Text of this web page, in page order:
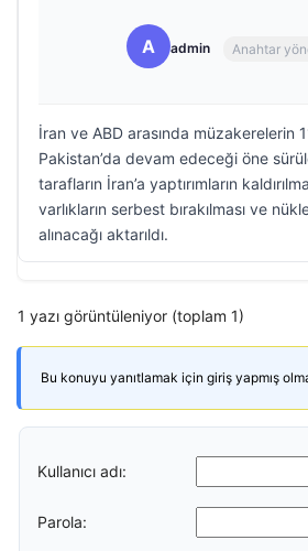
A admin Anahtar
İran ve ABD arasında müzakerelerin
Pakistan’da devam edeceği öne
tarafların İran’a yaptırımların
varlıkların serbest bırakılması ve
alınacağı aktarıldı.
1 yazı görüntüleniyor (toplam 1)
Bu konuyu yanıtlamak için giriş yapmış
Kullanıcı adı:
Parola: